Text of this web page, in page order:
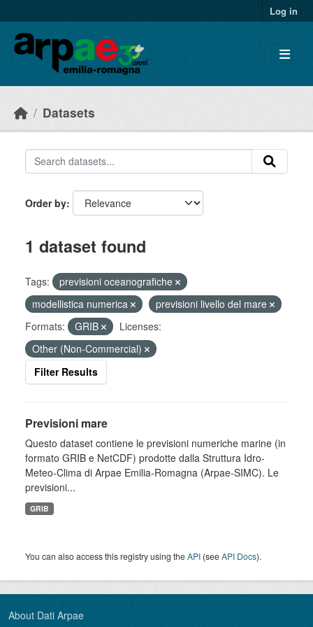
Log in
Datasets
Order by
1 dataset found
Tags:
previsioni oceanografiche
modellistica numerica
previsioni livello del mare
Formats:
GRIB
Licenses:
Other (Non-Commercial)
Filter Results
Previsioni mare
Questo dataset contiene le previsioni numeriche marine (in
formato GRIB e NetCDF) prodotte dalla Struttura Idro-
Meteo-Clima di Arpae Emilia-Romagna (Arpae-SIMC). Le
previsioni...
GRIB
You can also access this registry using theAPI (seeAPI Docs).
About Dati Arpae